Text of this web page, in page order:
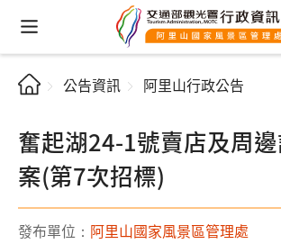
公告資訊 阿里山行政公告
奮起湖24-1號賣店及周
案(第7次招標)
發布單位： 阿里山國家風景區管理處